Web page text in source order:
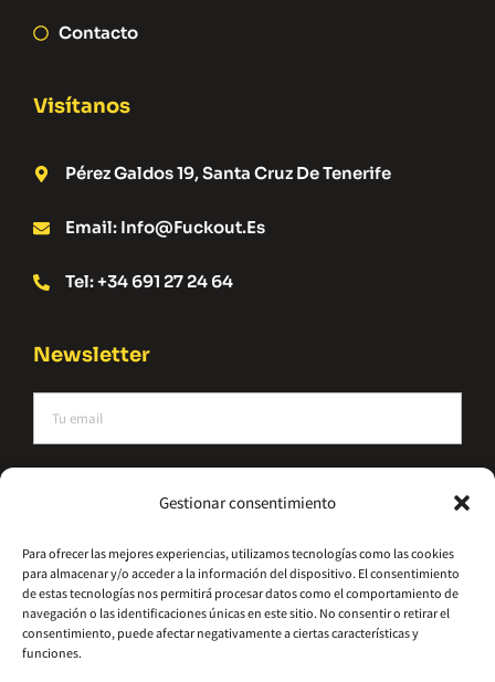
Gestionar consentimiento
Para ofrecer las mejores experiencias, utilizamos tecnologías como las cookies
para almacenar y/o acceder a la información del dispositivo. El consentimiento
de estas tecnologías nos permitirá procesar datos como el comportamiento de
navegación o las identificaciones únicas en este sitio. No consentir o retirar el
consentimiento, puede afectar negativamente a ciertas características y
funciones.
Contacto
Visítanos
Pérez Galdos 19, Santa Cruz De Tenerife
Email: Info@fuckout.es
Tel: +34 691 27 24 64
Newsletter
Alternative: